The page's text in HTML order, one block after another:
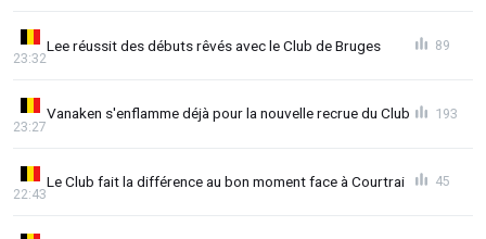
Lee réussit des débuts rêvés avec le Club de Bruges
23:32
89
Vanaken s'enflamme déjà pour la nouvelle recrue du Club
23:27
193
Le Club fait la différence au bon moment face à Courtrai
22:43
45